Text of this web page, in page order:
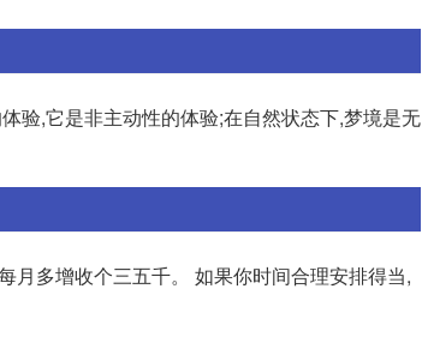
验,它是非主动性的体验;在自然状态下,梦境是无
月多增收个三五千。 如果你时间合理安排得当,